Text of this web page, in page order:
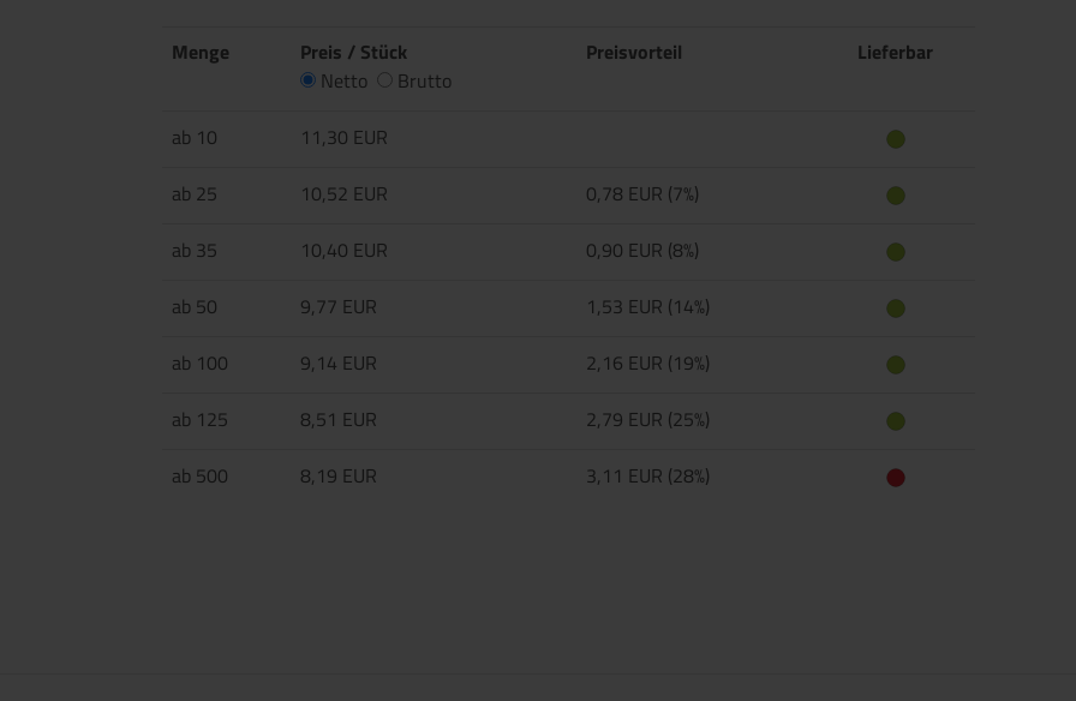
Menge
Preis / Stück
Netto
Brutto
Preisvorteil Lieferbar
ab 10
11,30 EUR
ab 25
10,52 EUR
0,78 EUR (7%)
ab 35
10,40 EUR
0,90 EUR (8%)
ab 50
9,77 EUR
1,53 EUR (14%)
ab 100
9,14 EUR
2,16 EUR (19%)
ab 125
8,51 EUR
2,79 EUR (25%)
ab 500
8,19 EUR 3,11 EUR (28%)